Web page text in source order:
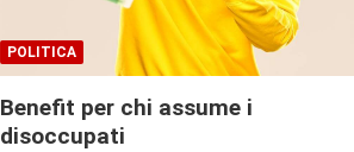
POLITICA
Benefit per chi assume i
disoccupati